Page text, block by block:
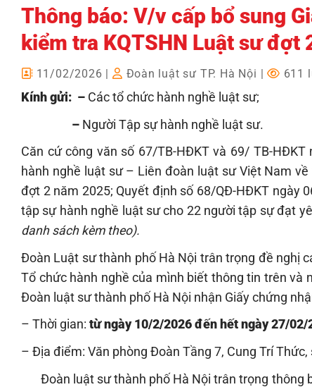
Thông báo: V/v cấp bổ sung
kiểm tra KQTSHN Luật sư đợt
11/02/2026 Đoàn luật sư TP. Hà Nội | 611
Kính gửi: – Các tổ chức hành nghề luật sư;
– Người Tập sự hành nghề luật sư.
Căn cứ công văn số 67/TB-HĐKT và 69/ TB-
hành nghề luật sư – Liên đoàn luật sư Việt Nam
đợt 2 năm 2025; Quyết định số 68/QĐ-HĐKT ngày
tập sự hành nghề luật sư cho 22 người tập sự đạt
danh sách kèm theo).
Đoàn Luật sư thành phố Hà Nội trân trọng đề nghị
Tổ chức hành nghề của mình biết thông tin trên và
Đoàn luật sư thành phố Hà Nội nhận Giấy chứng
– Thời gian: từ ngày 10/2/2026 đến hết ngày 27/02/
– Địa điểm: Văn phòng Đoàn Tầng 7, Cung Trí
Đoàn luật sư thành phố Hà Nội trân trọng thông